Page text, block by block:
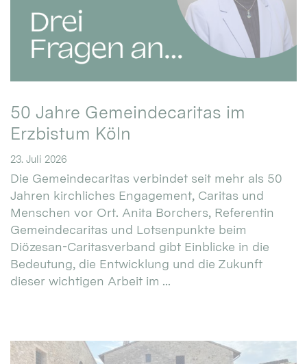
50 Jahre Gemeindecaritas im
Erzbistum Köln
23. Juli 2026
Die Gemeindecaritas verbindet seit mehr als 50
Jahren kirchliches Engagement, Caritas und
Menschen vor Ort. Anita Borchers, Referentin
Gemeindecaritas und Lotsenpunkte beim
Diözesan-Caritasverband gibt Einblicke in die
Bedeutung, die Entwicklung und die Zukunft
dieser wichtigen Arbeit im ...